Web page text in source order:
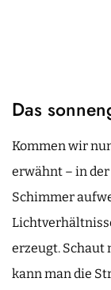
Das
Kommen wir
erwähnt – in
Schimmer
erzeugt. Schaut
kann man die